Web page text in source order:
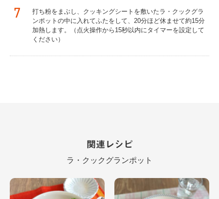
7
打ち粉をまぶし、クッキングシートを敷いたラ・クックグラ
ンポットの中に入れてふたをして、20分ほど休ませて約15分
加熱します。（点火操作から15秒以内にタイマーを設定して
ください）
関連レシピ
ラ・クックグランポット